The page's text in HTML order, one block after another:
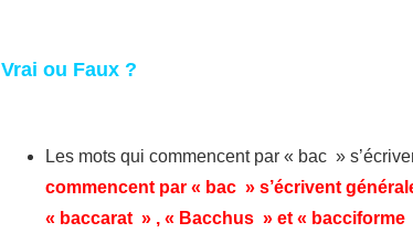
Vrai ou Faux ?
Les mots qui commencent par « bac »
commencent par « bac » s’écrivent
« baccarat » , « Bacchus » et « bacciforme